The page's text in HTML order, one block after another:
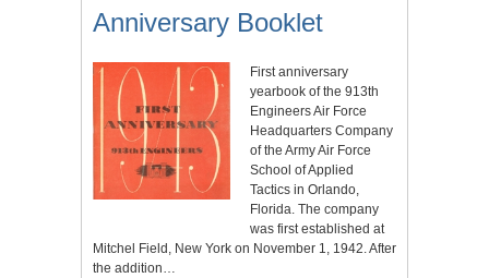
Anniversary Booklet
First anniversary
yearbook of the 913th
Engineers Air Force
Headquarters Company
of the Army Air Force
School of Applied
Tactics in Orlando,
Florida. The company
was first established at
Mitchel Field, New York on November 1, 1942. After
the addition…